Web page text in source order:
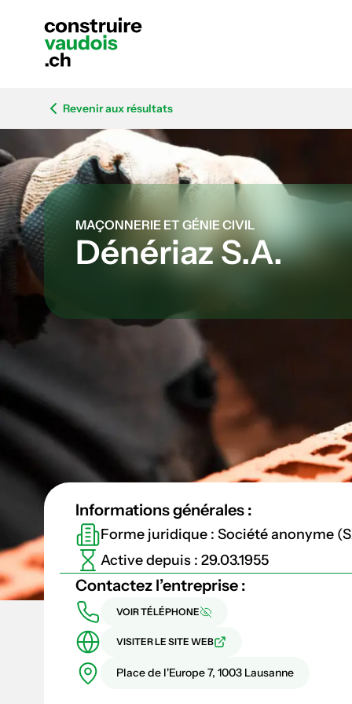
Revenir aux résultats
MAÇONNERIE ET GÉNIE CIVIL
Dénériaz S.A.
Informations générales :
Forme juridique : Société anonyme
Active depuis : 29.03.1955
Contactez l’entreprise :
VOIR TÉLÉPHONE
VISITER LE SITE WEB
Place de l'Europe 7, 1003 Lausanne